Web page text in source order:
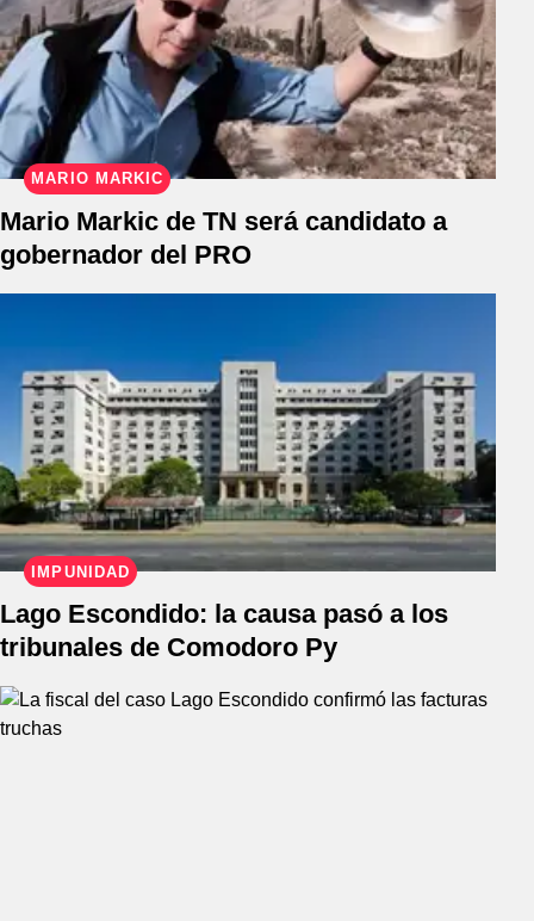
MARIO MARKIC
Mario Markic de TN será candidato a
gobernador del PRO
IMPUNIDAD
Lago Escondido: la causa pasó a los
tribunales de Comodoro Py